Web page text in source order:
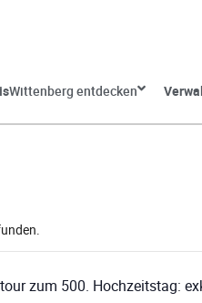
Wittenberg entdecken
zum 500. Hochzeitstag: